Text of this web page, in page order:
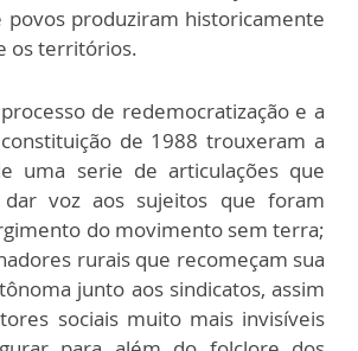
povos produziram historicamente
os territórios.
de redemocratização e a
de 1988 trouxeram a
uma serie de articulações que
dar voz aos sujeitos que foram
do movimento sem terra;
rurais que recomeçam sua
junto aos sindicatos, assim
sociais muito mais invisíveis